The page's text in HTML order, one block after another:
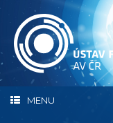
content
MENU